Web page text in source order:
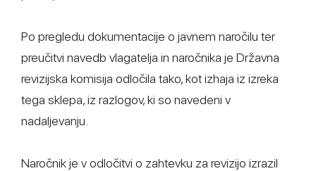
Po pregledu dokumentacije o javnem naročilu ter
preučitvi navedb vlagatelja in naročnika je Državna
revizijska komisija odločila tako, kot izhaja iz izreka
tega sklepa, iz razlogov, ki so navedeni v
nadaljevanju.
Naročnik je v odločitvi o zahtevku za revizijo izrazil